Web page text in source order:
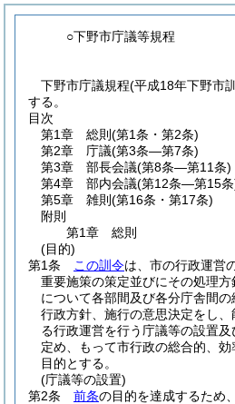
○下野市庁議等規程
下野市庁議規程(平成18年下野市
する。
目次
第1章
総則 (第1条・第2条)
第2章
庁議(第3条―第7条)
第3章
部長会議(第8条―第11条)
第4章
部内会議(第12条―第15
第5章
雑則 (第16条・第17条)
附則
第1章
総則
(目的)
第1条
この訓令は、市の行政運営
重要施策の策定並びにその処理
について各部間及び各分庁舎間の
行政方針、施行の意思決定をし
る行政運営を行う庁議等の設置
定め、もって市行政の総合的、
目的とする。
(庁議等の設置)
第2条
前条の目的を達成するため